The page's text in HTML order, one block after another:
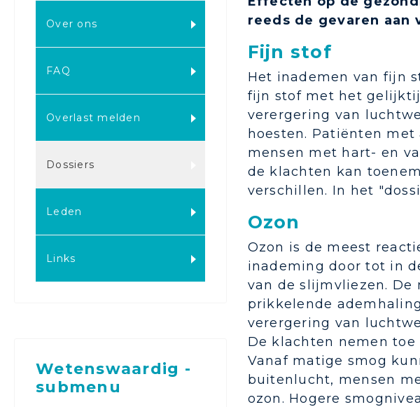
Over ons
FAQ
Overlast melden
Dossiers
Leden
Links
Wetenswaardig -
submenu
reeds de gevaren aan
Fijn stof
Het inademen van fijn
fijn stof met het
verergering van
hoesten. Patiënten
mensen met hart- en
de klachten kan
verschillen. In het
Ozon
Ozon is de meest
inademing door tot in
van de slijmvliezen.
prikkelende
verergering van
De klachten nemen
Vanaf matige smog
buitenlucht, mensen
ozon. Hogere